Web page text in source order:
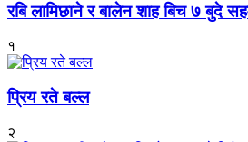
रबि लामिछाने र बालेन शाह बिच ७ बुदे
१
प्रिय रते बल्ल
२